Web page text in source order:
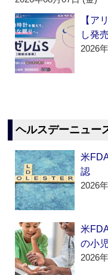
【ア
し発
2026
ヘルスデーニュー
米
認
2026
米
の小
2026